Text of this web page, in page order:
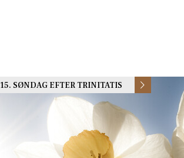
15. SØNDAG EFTER TRINITATIS